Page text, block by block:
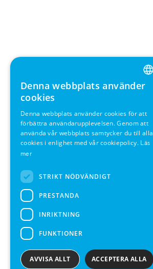
ENGLISH
SWEDISH
FRENCH
Denna webbplats använder
cookies
Denna webbplats använder cookies för att
förbättra användarupplevelsen. Genom att
använda vår webbplats samtycker du till alla
cookies i enlighet med vår cookiepolicy. Läs
mer
STRIKT NÖDVÄNDIGT
PRESTANDA
INRIKTNING
FUNKTIONER
ACCEPTERA ALLA
AVVISA ALLT